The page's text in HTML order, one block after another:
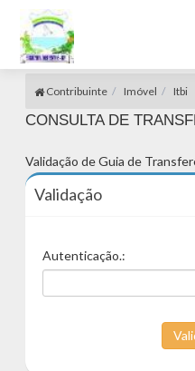
Contribuinte Imóvel Itbi
CONSULTA DE
Validação de Guia de
Validação
Autenticação.: